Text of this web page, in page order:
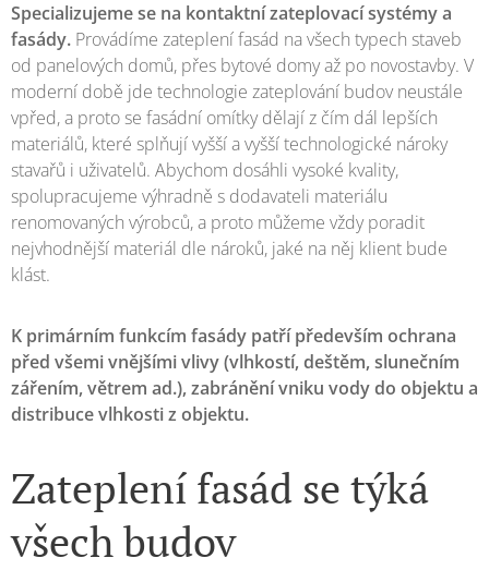
Specializujeme se na kontaktní zateplovací systémy a
fasády. Provádíme zateplení fasád na všech typech staveb
od panelových domů, přes bytové domy až po novostavby. V
moderní době jde technologie zateplování budov neustále
vpřed, a proto se fasádní omítky dělají z čím dál lepších
materiálů, které splňují vyšší a vyšší technologické nároky
stavařů i uživatelů. Abychom dosáhli vysoké kvality,
spolupracujeme výhradně s dodavateli materiálu
renomovaných výrobců, a proto můžeme vždy poradit
nejvhodnější materiál dle nároků, jaké na něj klient bude
klást.
K primárním funkcím fasády patří především ochrana
před všemi vnějšími vlivy (vlhkostí, deštěm, slunečním
zářením, větrem ad.), zabránění vniku vody do objektu a
distribuce vlhkosti z objektu.
Zateplení fasád se týká
všech budov